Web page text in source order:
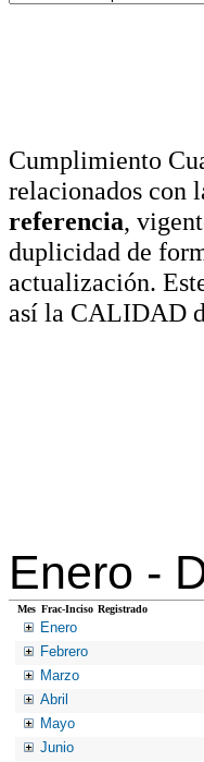
Cumplimiento
relacionados con
referencia,
duplicidad de
actualización.
así la CALIDAD
Enero -
Mes Frac-Inciso Registrado
Enero
Febrero
Marzo
Abril
Mayo
Junio